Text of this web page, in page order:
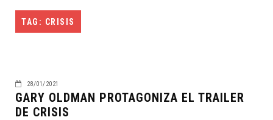
TAG: CRISIS
28/01/2021
GARY OLDMAN PROTAGONIZA EL TRAILER
DE CRISIS